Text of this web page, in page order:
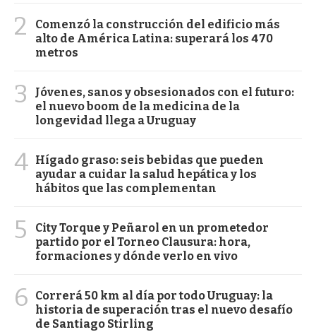
2
Comenzó la construcción del edificio más
alto de América Latina: superará los 470
metros
3
Jóvenes, sanos y obsesionados con el futuro:
el nuevo boom de la medicina de la
longevidad llega a Uruguay
4 Hígado graso: seis bebidas que pueden
ayudar a cuidar la salud hepática y los
hábitos que las complementan
5
City Torque y Peñarol en un prometedor
partido por el Torneo Clausura: hora,
formaciones y dónde verlo en vivo
6
Correrá 50 km al día por todo Uruguay: la
historia de superación tras el nuevo desafío
de Santiago Stirling